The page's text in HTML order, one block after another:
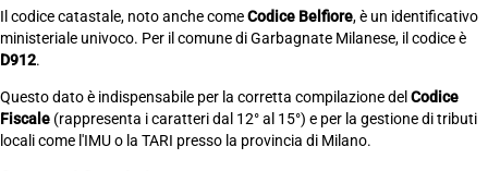
Il codice catastale, noto anche comeCodice Belfiore, è un identificativo
ministeriale univoco. Per il comune di Garbagnate Milanese, il codice è
D912.
Questo dato è indispensabile per la corretta compilazione del Codice
Fiscale (rappresenta i caratteri dal 12° al 15°) e per la gestione di tributi
locali come l'IMU o la TARI presso la provincia di Milano.